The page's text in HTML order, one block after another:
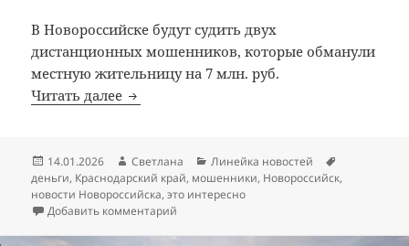
В Новороссийске будут судить двух
дистанционных мошенников, которые обманули
местную жительницу на 7 млн. руб.
Читать далее Будут судить мошенников,
Опубликовано
14.01.2026 Автор
Светлана Рубрики
Линейка новостей
деньги, Краснодарский край, мошенники, Новороссийск,
новости Новороссийска,это интересно
Добавить комментарий